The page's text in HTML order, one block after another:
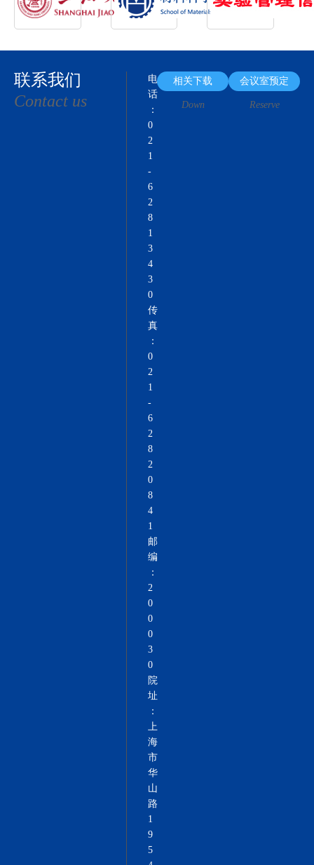
联系我们
Contact us
电
话
：
0
2
1
-
6
2
8
1
3
4
3
0
传
真
：
0
2
1
-
6
2
8
2
0
8
4
1
邮
编
：
2
0
0
0
3
0
院
址
：
上
海
市
华
山
路
1
9
5
会议室预定
Reserve
相关下载
Down